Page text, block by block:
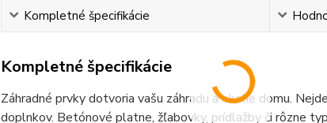
Kompletné špecifikácie
Kompletné špecifikácie
Záhradné prvky dotvoria vašu záhradu a okolie domu.
doplnkov. Betónové platne, žľabovky, prídlažby či rôzne